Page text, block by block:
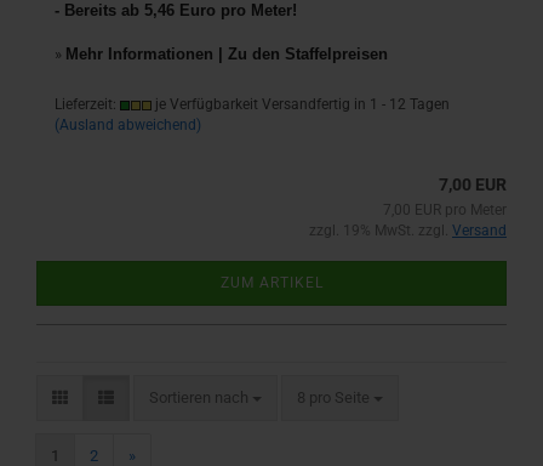
- Bereits ab 5,46 Euro pro Meter!
» Mehr Informationen | Zu den Staffelpreisen
Lieferzeit:
je Verfügbarkeit Versandfertig in 1 - 12 Tagen
(Ausland abweichend)
7,00 EUR
7,00 EUR pro Meter
zzgl. 19% MwSt. zzgl. Versand
ZUM ARTIKEL
Sortieren nach
Sortieren nach 8 pro Seite
pro Seite
1 2 »